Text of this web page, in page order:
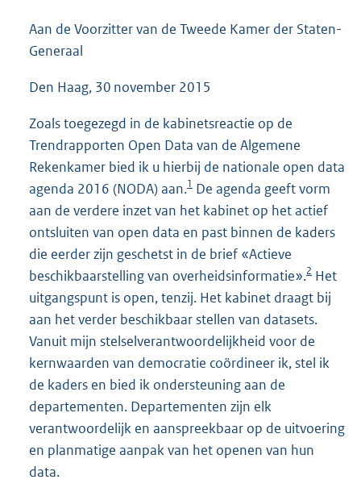
Aan de Voorzitter van de Tweede Kamer der Staten-
Generaal
Den Haag, 30 november 2015
Zoals toegezegd in de kabinetsreactie op de
Trendrapporten Open Data van de Algemene
Rekenkamer bied ik u hierbij de nationale open data
agenda 2016 (NODA) aan.1 De agenda geeft vorm
aan de verdere inzet van het kabinet op het actief
ontsluiten van open data en past binnen de kaders
die eerder zijn geschetst in de brief «Actieve
beschikbaarstelling van overheidsinformatie».2 Het
uitgangspunt is open, tenzij. Het kabinet draagt bij
aan het verder beschikbaar stellen van datasets.
Vanuit mijn stelselverantwoordelijkheid voor de
kernwaarden van democratie coördineer ik, stel ik
de kaders en bied ik ondersteuning aan de
departementen. Departementen zijn elk
verantwoordelijk en aanspreekbaar op de uitvoering
en planmatige aanpak van het openen van hun
data.